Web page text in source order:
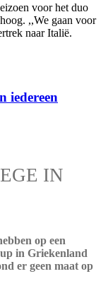
voor het duo
,,We gaan voor
naar Italië.
iedereen
IN
op een
in Griekenland
er geen maat op